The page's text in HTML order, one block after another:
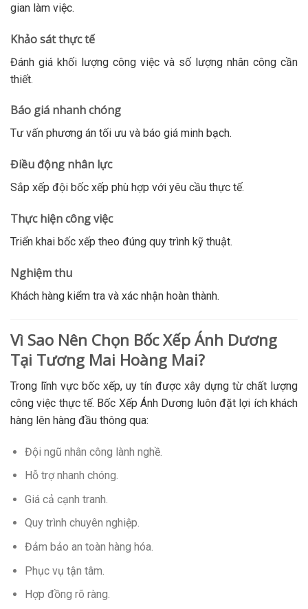
gian làm việc.
Khảo sát thực tế
Đánh giá khối lượng công việc và số lượng nhân công cần
thiết.
Báo giá nhanh chóng
Tư vấn phương án tối ưu và báo giá minh bạch.
Điều động nhân lực
Sắp xếp đội bốc xếp phù hợp với yêu cầu thực tế.
Thực hiện công việc
Triển khai bốc xếp theo đúng quy trình kỹ thuật.
Nghiệm thu
Khách hàng kiểm tra và xác nhận hoàn thành.
Vì Sao Nên Chọn Bốc Xếp Ánh Dương
Tại Tương Mai Hoàng Mai?
Trong lĩnh vực bốc xếp, uy tín được xây dựng từ chất lượng
công việc thực tế. Bốc Xếp Ánh Dương luôn đặt lợi ích khách
hàng lên hàng đầu thông qua:
Đội ngũ nhân công lành nghề.
Hỗ trợ nhanh chóng.
Giá cả cạnh tranh.
Quy trình chuyên nghiệp.
Đảm bảo an toàn hàng hóa.
Phục vụ tận tâm.
Hợp đồng rõ ràng.